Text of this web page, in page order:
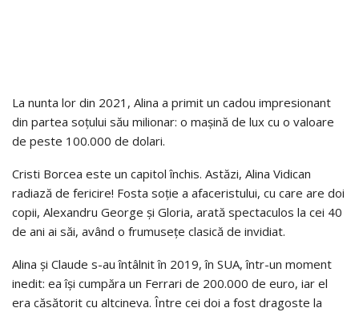
La nunta lor din 2021, Alina a primit un cadou impresionant
din partea soțului său milionar: o mașină de lux cu o valoare
de peste 100.000 de dolari.
Cristi Borcea este un capitol închis. Astăzi, Alina Vidican
radiază de fericire! Fosta soție a afaceristului, cu care are doi
copii, Alexandru George și Gloria, arată spectaculos la cei 40
de ani ai săi, având o frumusețe clasică de invidiat.
Alina și Claude s-au întâlnit în 2019, în SUA, într-un moment
inedit: ea își cumpăra un Ferrari de 200.000 de euro, iar el
era căsătorit cu altcineva. Între cei doi a fost dragoste la